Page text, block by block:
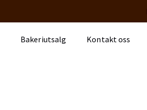
Bakeriutsalg Kontakt oss